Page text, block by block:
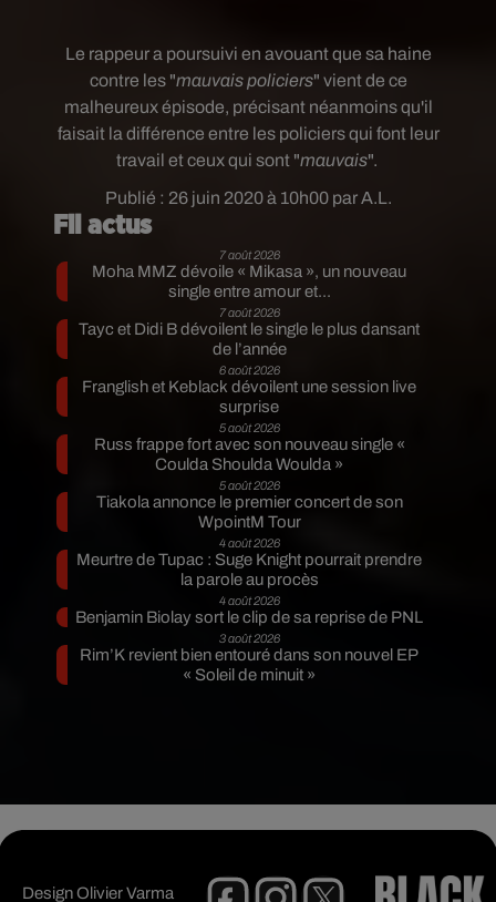
Publié : 26 juin 2020 à 10h00 par A.L.
Le rappeur a poursuivi en avouant que sa haine
contre les "mauvais policiers" vient de ce
malheureux épisode, précisant néanmoins qu'il
faisait la différence entre les policiers qui font leur
travail et ceux qui sont "mauvais".
Fil actus
7 août 2026
Moha MMZ dévoile « Mikasa », un nouveau
single entre amour et...
7 août 2026
Tayc et Didi B dévoilent le single le plus dansant
de l’année
6 août 2026
Franglish et Keblack dévoilent une session live
surprise
5 août 2026
Russ frappe fort avec son nouveau single «
Coulda Shoulda Woulda »
5 août 2026
Tiakola annonce le premier concert de son
WpointM Tour
4 août 2026
Meurtre de Tupac : Suge Knight pourrait prendre
la parole au procès
4 août 2026
Benjamin Biolay sort le clip de sa reprise de PNL
3 août 2026
Rim’K revient bien entouré dans son nouvel EP
« Soleil de minuit »
DesignOlivier Varma